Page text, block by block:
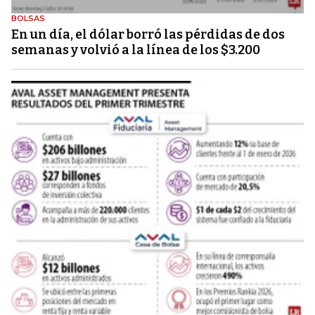
BOLSAS
En un día, el dólar borró las pérdidas de dos
semanas y volvió a la línea de los $3.200